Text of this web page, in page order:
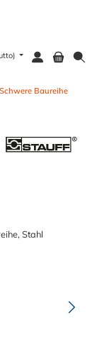
Schwere Baureihe